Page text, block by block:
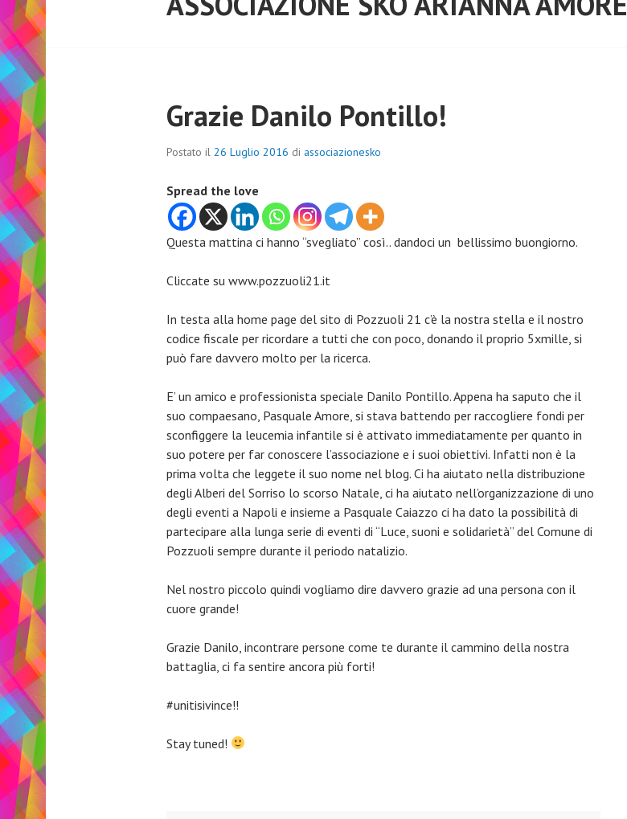
Grazie Danilo Pontillo!
Postato il 26 Luglio 2016 di associazionesko
Spread the love
Questa mattina ci hanno “svegliato” così.. dandoci un bellissimo buongiorno.
Cliccate su www.pozzuoli21.it
In testa alla home page del sito di Pozzuoli 21 c’è la nostra stella e il nostro
codice fiscale per ricordare a tutti che con poco, donando il proprio 5xmille, si
può fare davvero molto per la ricerca.
E’ un amico e professionista speciale Danilo Pontillo. Appena ha saputo che il
suo compaesano, Pasquale Amore, si stava battendo per raccogliere fondi per
sconfiggere la leucemia infantile si è attivato immediatamente per quanto in
suo potere per far conoscere l’associazione e i suoi obiettivi. Infatti non è la
prima volta che leggete il suo nome nel blog. Ci ha aiutato nella distribuzione
degli Alberi del Sorriso lo scorso Natale, ci ha aiutato nell’organizzazione di uno
degli eventi a Napoli e insieme a Pasquale Caiazzo ci ha dato la possibilità di
partecipare alla lunga serie di eventi di “Luce, suoni e solidarietà” del Comune di
Pozzuoli sempre durante il periodo natalizio.
Nel nostro piccolo quindi vogliamo dire davvero grazie ad una persona con il
cuore grande!
Grazie Danilo, incontrare persone come te durante il cammino della nostra
battaglia, ci fa sentire ancora più forti!
#unitisivince!!
Stay tuned!